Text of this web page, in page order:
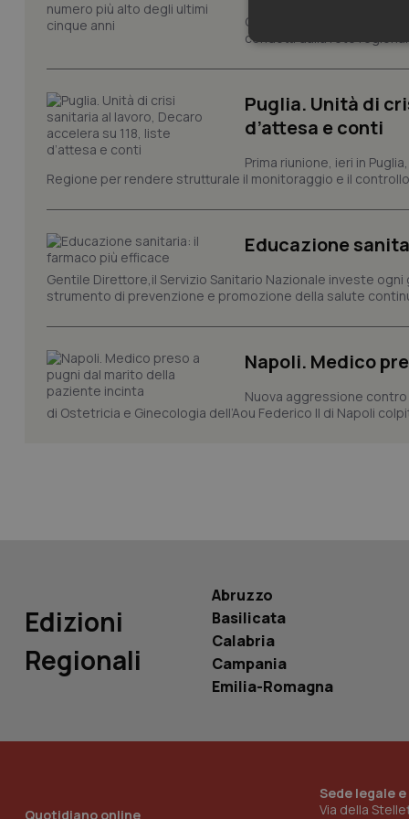
Cresce il volume della
condotti dalla rete
Puglia. Unità di
d’attesa e conti
Prima riunione, ieri in
Regione per rendere strutturale il monitoraggio e il
Educazione
Gentile Direttore,il Servizio Sanitario Nazionale investe
strumento di prevenzione e promozione della salute
Napoli. Medico
Nuova aggressione
di Ostetricia e Ginecologia dell’Aou Federico II di Napoli
Edizioni
Regionali
Abruzzo
Basilicata
Calabria
Campania
Emilia-Romagna
Quotidiano online
Sede legale
Via della
I cookie necessari
Nome
_ga_KM60CM4NPH